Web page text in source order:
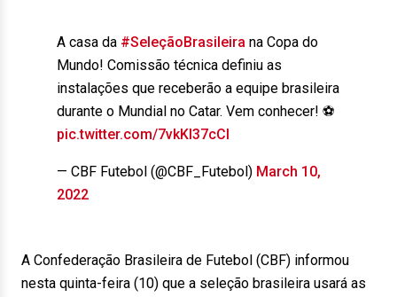
A casa da #SeleçãoBrasileira na Copa do
Mundo! Comissão técnica definiu as
instalações que receberão a equipe brasileira
durante o Mundial no Catar. Vem conhecer! ⚽️
pic.twitter.com/7vkKI37cCl
— CBF Futebol (@CBF_Futebol) March 10,
2022
A Confederação Brasileira de Futebol (CBF) informou
nesta quinta-feira (10) que a seleção brasileira usará as